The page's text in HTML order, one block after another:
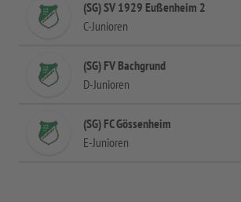
(SG) SV 1929 Eußenheim 2
C-Junioren
(SG) FV Bachgrund
D-Junioren
(SG) FC Gössenheim
E-Junioren